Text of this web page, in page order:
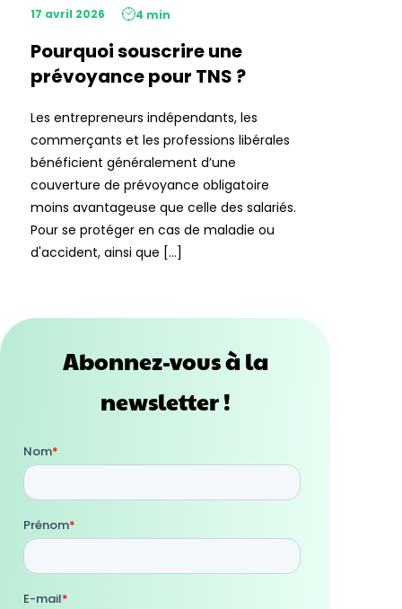
17 avril 2026 4 min
Pourquoi souscrire une
prévoyance pour TNS ?
Les entrepreneurs indépendants, les
commerçants et les professions libérales
bénéficient généralement d’une
couverture de prévoyance obligatoire
moins avantageuse que celle des salariés.
Pour se protéger en cas de maladie ou
d'accident, ainsi que […]
Abonnez-vous à la
newsletter !